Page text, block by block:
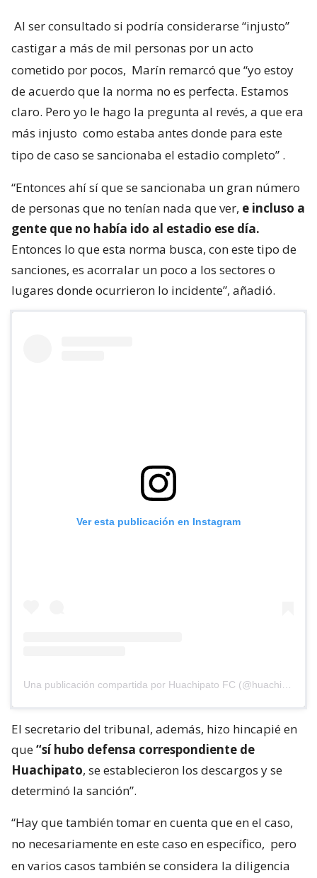
Al ser consultado si podría considerarse “injusto”
castigar a más de mil personas por un acto
cometido por pocos, Marín remarcó que “yo estoy
de acuerdo que la norma no es perfecta. Estamos
claro. Pero yo le hago la pregunta al revés, a que era
más injusto como estaba antes donde para este
tipo de caso se sancionaba el estadio completo” .
“Entonces ahí sí que se sancionaba un gran número
de personas que no tenían nada que ver, e incluso a
gente que no había ido al estadio ese día.
Entonces lo que esta norma busca, con este tipo de
sanciones, es acorralar un poco a los sectores o
lugares donde ocurrieron lo incidente”, añadió.
Ver esta publicación en Instagram
El secretario del tribunal, además, hizo hincapié en
que“sí hubo defensa correspondiente de
Huachipato, se establecieron los descargos y se
determinó la sanción”.
“Hay que también tomar en cuenta que en el caso,
no necesariamente en este caso en específico, pero
en varios casos también se considera la diligencia